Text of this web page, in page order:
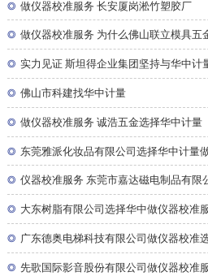
◎ 做仪器校准服务 长安厦岗淞竹塑胶厂
◎ 做仪器校准服务 为什么佛山联立模具五
◎ 实力见证 斯坦得企业集团坚持与华中计
◎ 佛山市科建找华中计量
◎ 做仪器校准服务 诚浩五金选择华中计量
◎ 东莞雅派化妆品有限公司选择华中计量
◎ 仪器校准服务 东莞市嘉达磁电制品有限
◎ 大东树脂有限公司选择华中做仪器校准
◎ 广东德奥电梯科技有限公司做仪器校准
◎ 先歌国际影音股份有限公司做仪器校准